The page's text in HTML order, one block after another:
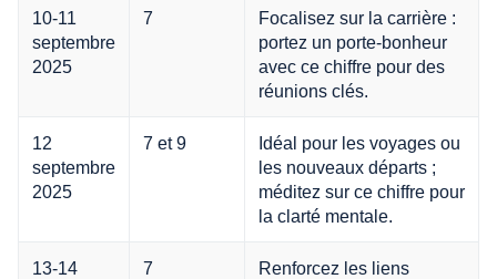
10-11
septembre
2025
7
Focalisez sur la carrière :
portez un porte-bonheur
avec ce chiffre pour des
réunions clés.
12
septembre
2025
7 et 9
Idéal pour les voyages ou
les nouveaux départs ;
méditez sur ce chiffre pour
la clarté mentale.
13-14
7
Renforcez les liens